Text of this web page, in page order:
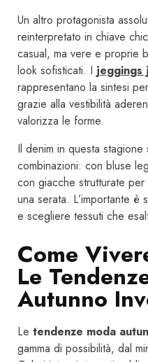
Un altro protagonista
reinterpretato in chiave
casual, ma vere e proprie
look sofisticati. I jeggings
rappresentano la sintesi
grazie alla vestibilità
valorizza le forme.
Il denim in questa
combinazioni: con bluse
con giacche strutturate
una serata. L’importante
e scegliere tessuti che
Come
Le
Autunno
Le tendenze moda
gamma di possibilità, dal